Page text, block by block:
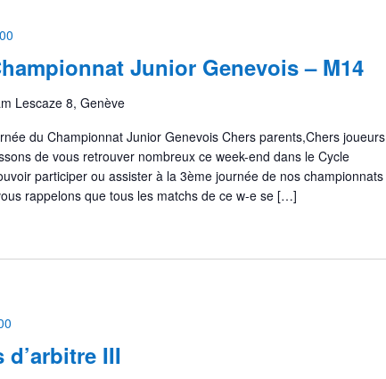
Junior Genevois – M14
Lescaze 8, Genève
du Championnat Junior Genevois Chers parents,Chers joueurs
de vous retrouver nombreux ce week-end dans le Cycle
participer ou assister à la 3ème journée de nos championnats
rappelons que tous les matchs de ce w-e se […]
d’arbitre III